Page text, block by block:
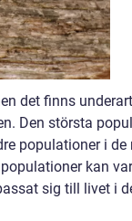
det finns
Den största
populationer i de
kan
sig till livet i